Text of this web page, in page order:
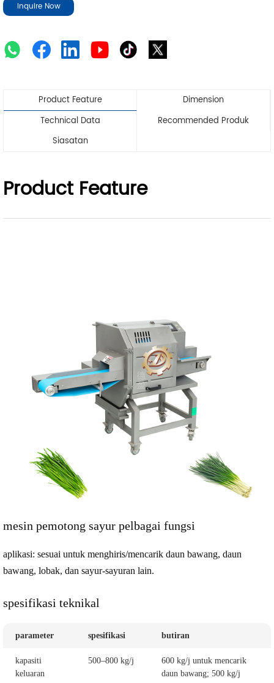
Inquire Now
Product Feature
Dimension
Technical Data
Recommended Produk
Siasatan
Product Feature
mesin pemotong sayur pelbagai fungsi
aplikasi: sesuai untuk menghiris/mencarik daun bawang, daun
bawang, lobak, dan sayur-sayuran lain.
spesifikasi teknikal
parameter spesifikasi butiran
kapasiti
keluaran
500–800 kg/j
600 kg/j untuk mencarik
daun bawang; 500 kg/j